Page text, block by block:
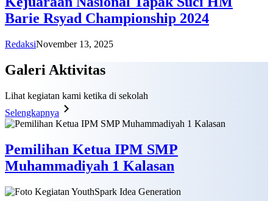
Barie Rsyad Championship 2024
RedaksiNovember 13, 2025
Galeri Aktivitas
Lihat kegiatan kami ketika di sekolah
Selengkapnya
Pemilihan Ketua IPM SMP
Muhammadiyah 1 Kalasan